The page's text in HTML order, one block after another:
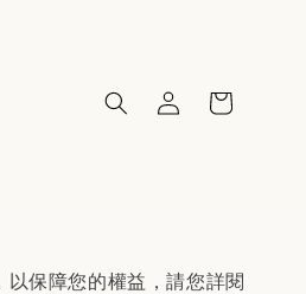
保障您的權益，請您詳閱